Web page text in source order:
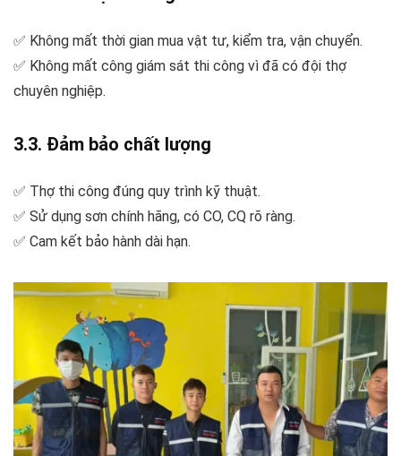
✅ Không mất thời gian mua vật tư, kiểm tra, vận chuyển.
✅ Không mất công giám sát thi công vì đã có đội thợ
chuyên nghiệp.
3.3. Đảm bảo chất lượng
✅ Thợ thi công đúng quy trình kỹ thuật.
✅ Sử dụng sơn chính hãng, có CO, CQ rõ ràng.
✅ Cam kết bảo hành dài hạn.